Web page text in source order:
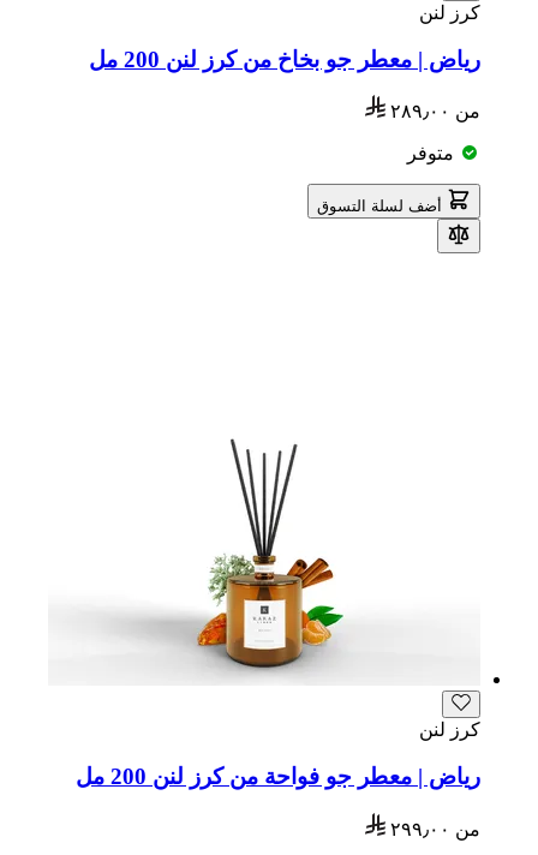
كرز لنن
رياض | معطر جو بخاخ من كرز لنن 200 مل
من ٢٨٩٫٠٠
متوفر
أضف لسلة التسوق
كرز لنن
رياض | معطر جو فواحة من كرز لنن 200 مل
من ٢٩٩٫٠٠